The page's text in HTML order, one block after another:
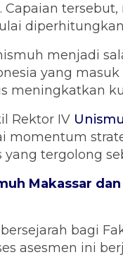
Capaian
menjadi
yang
meningkatkan
Rektor IV
momentum
yang tergolong
Makassar
bagi
asesmen ini